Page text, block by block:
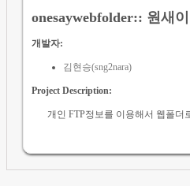
onesaywebfolder:: 원새
개발자:
김현승(sng2nara)
Project Description:
개인 FTP정보를 이용해서 웹폴더